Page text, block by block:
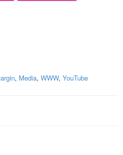
, Media, WWW, YouTube